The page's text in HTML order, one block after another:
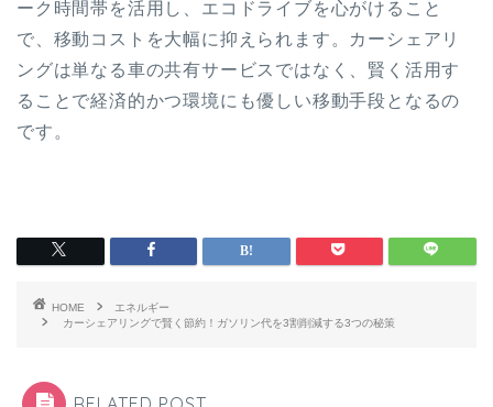
ーク時間帯を活用し、エコドライブを心がけること
で、移動コストを大幅に抑えられます。カーシェアリ
ングは単なる車の共有サービスではなく、賢く活用す
ることで経済的かつ環境にも優しい移動手段となるの
です。
HOME
エネルギー
カーシェアリングで賢く節約！ガソリン代を3割削減する3つの秘策